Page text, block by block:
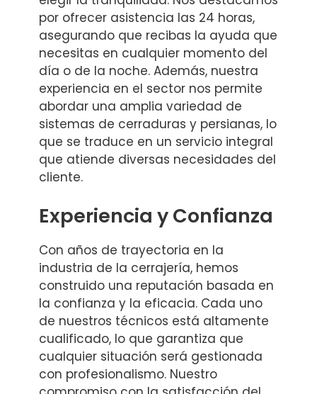
por ofrecer asistencia las 24 horas,
asegurando que recibas la ayuda que
necesitas en cualquier momento del
día o de la noche. Además, nuestra
experiencia en el sector nos permite
abordar una amplia variedad de
sistemas de cerraduras y persianas, lo
que se traduce en un servicio integral
que atiende diversas necesidades del
cliente.
Experiencia y Confianza
Con años de trayectoria en la
industria de la cerrajería, hemos
construido una reputación basada en
la confianza y la eficacia. Cada uno
de nuestros técnicos está altamente
cualificado, lo que garantiza que
cualquier situación será gestionada
con profesionalismo. Nuestro